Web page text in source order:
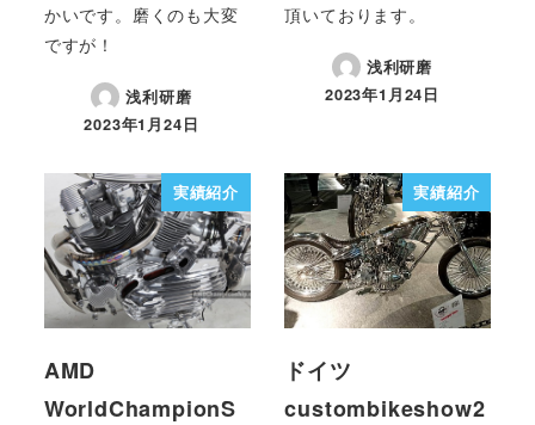
かいです。磨くのも大変
ですが！
浅利研磨
2023年1月24日
頂いております。
浅利研磨
2023年1月24日
実績紹介
AMD
WorldChampionS
実績紹介
ドイツ
custombikeshow2